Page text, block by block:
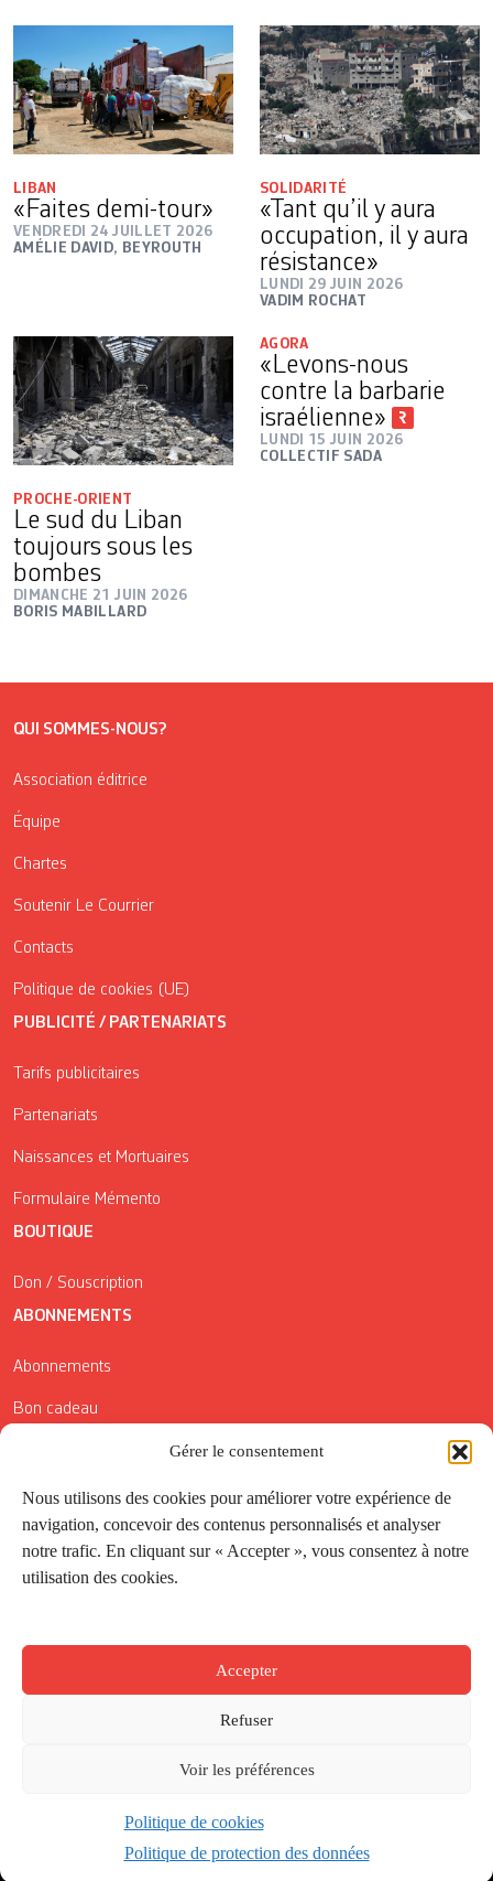
Gérer le consentement
Nous utilisons des cookies pour améliorer votre expérience de
navigation, concevoir des contenus personnalisés et analyser
notre trafic. En cliquant sur « Accepter », vous consentez à notre
utilisation des cookies.
Accepter
Refuser
Voir les préférences
Politique de cookies
Politique de protection des données
LIBAN
«Faites demi-tour»
VENDREDI 24 JUILLET 2026
AMÉLIE DAVID, BEYROUTH
SOLIDARITÉ
«Tant qu’il y aura
occupation, il y aura
résistance»
LUNDI 29 JUIN 2026
VADIM ROCHAT
PROCHE-ORIENT
Le sud du Liban
toujours sous les
bombes
DIMANCHE 21 JUIN 2026
BORIS MABILLARD
AGORA
«Levons-nous
contre la barbarie
israélienne»
LUNDI 15 JUIN 2026
COLLECTIF SADA
QUI SOMMES-NOUS?
Association éditrice
Équipe
Chartes
Soutenir Le Courrier
Contacts
Politique de cookies (UE)
PUBLICITÉ / PARTENARIATS
Tarifs publicitaires
Partenariats
Naissances et Mortuaires
Formulaire Mémento
BOUTIQUE
Don / Souscription
ABONNEMENTS
Abonnements
Bon cadeau
Conditions générales de vente
Réductions de la Carte Côté Courrier
Application